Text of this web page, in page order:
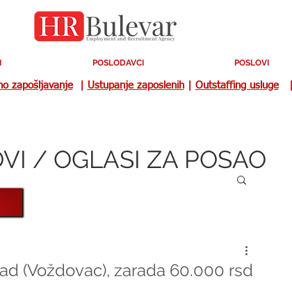
POSLODAVCI POSLOVI
zapošljavanje| Ustupanje zaposlenih| Outstaffing usluge|
/ OGLASI ZA POSAO
(Voždovac), zarada 60.000 rsd